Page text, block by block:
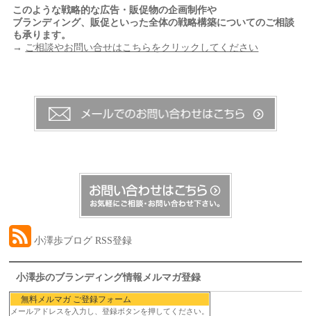
このような戦略的な広告・販促物の企画制作や
ブランディング、販促といった全体の戦略構築についてのご相談
も承ります。
→ ご相談やお問い合せはこちらをクリックしてください
小澤歩ブログ RSS登録
小澤歩のブランディング情報メルマガ登録
無料メルマガ ご登録フォーム
メールアドレスを入力し、登録ボタンを押してください。